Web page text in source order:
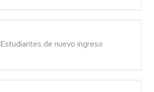
Estudiantes de nuevo ingreso